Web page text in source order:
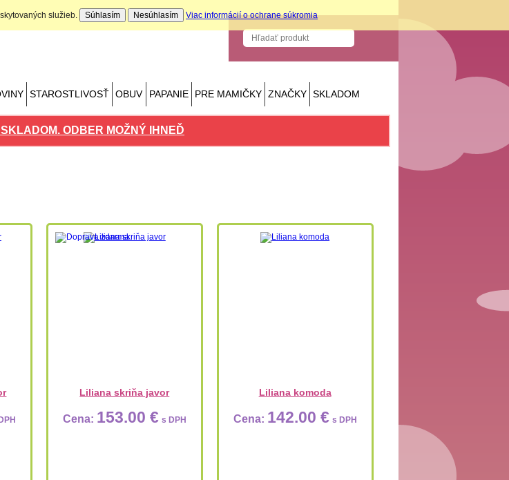
STAROSTLIVOSŤ OBUV PAPANIE PRE MAMIČKY ZNAČKY SKLADOM
ODBER MOŽNÝ IHNEĎ
Nákupný košík
Liliana skriňa javor
Cena: 153.00 € s DPH
Liliana komoda
Cena: 142.00 € s DPH
služieb. Súhlasím Nesúhlasím Viac informácií o ochrane súkromia